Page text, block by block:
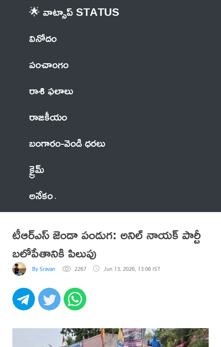
🌟 వాట్సాప్ STATUS
వినోదం
పంచాంగం
రాశి ఫలాలు
రాజకీయం
బంగారం-వెండి ధరలు
క్రైమ్
అనేకం
టీఆర్ఎస్ జెండా పండుగ: అనిల్ నాయక్ పార్టీ
బలోపేతానికి పిలుపు
By Sravan 2267 Jun 13, 2026, 13:06 IST